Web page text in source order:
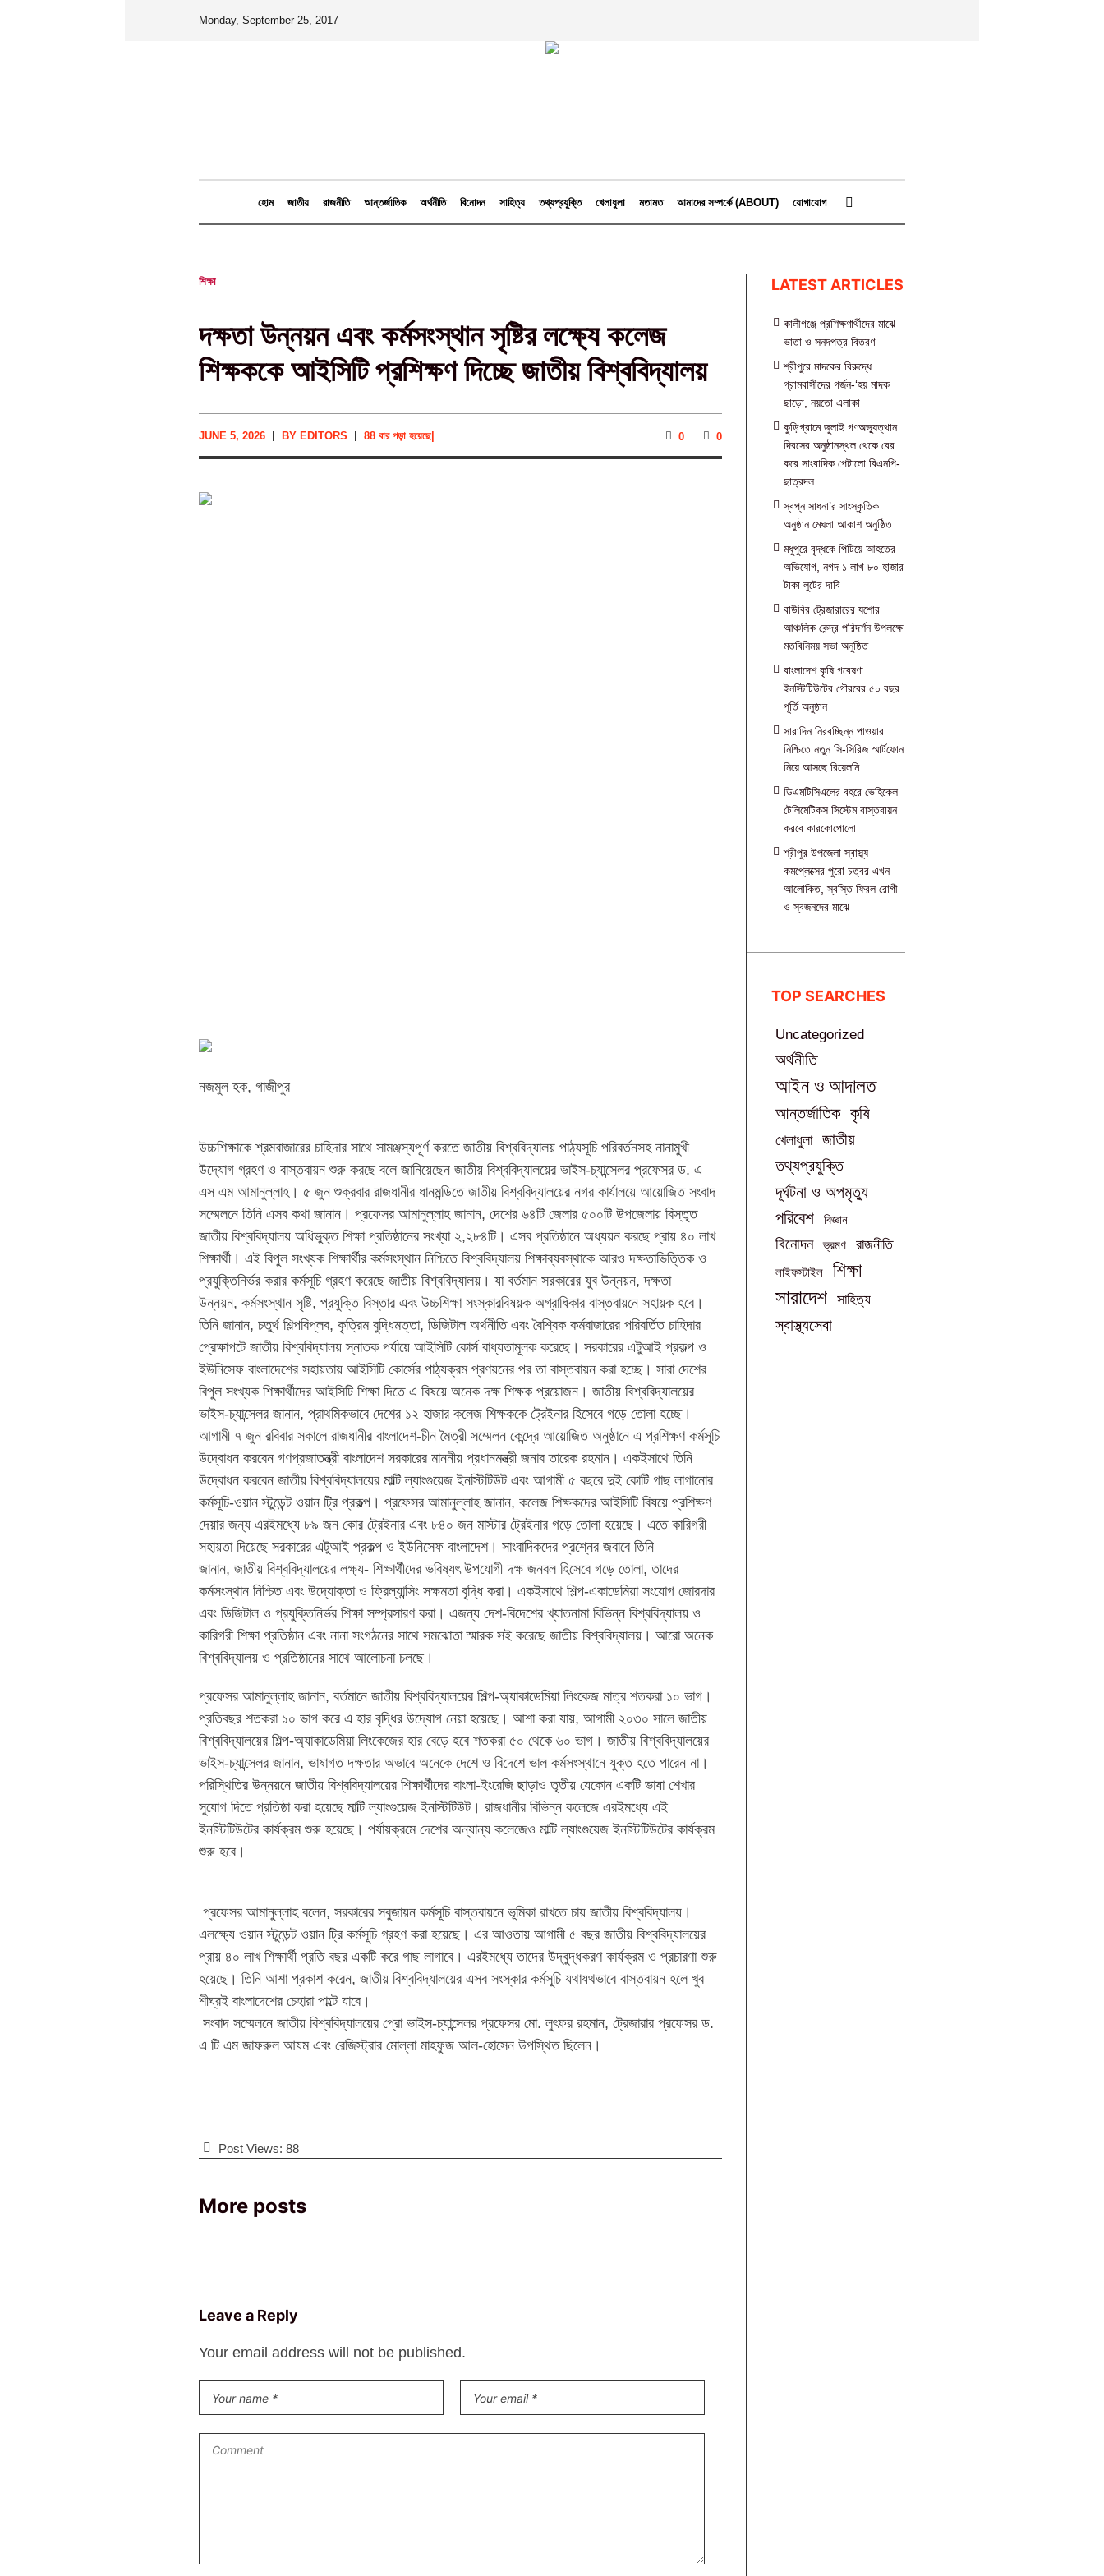
Monday, September 25, 2017
হোম জাতীয় রাজনীতি আন্তর্জাতিক অর্থনীতি বিনোদন সাহিত্য তথ্যপ্রযুক্তি খেলাধুলা মতামত আমাদের সম্পর্কে (ABOUT) যোগাযোগ
শিক্ষা
দক্ষতা উন্নয়ন এবং কর্মসংস্থান সৃষ্টির লক্ষ্যে কলেজ
শিক্ষককে আইসিটি প্রশিক্ষণ দিচ্ছে জাতীয় বিশ্ববিদ্যালয়
JUNE 5, 2026 BY EDITORS |
88 বার পড়া হয়েছে 0 0
নজমুল হক, গাজীপুর
উচ্চশিক্ষাকে শ্রমবাজারের চাহিদার সাথে সামঞ্জস্যপূর্ণ করতে জাতীয় বিশ্ববিদ্যালয় পাঠ্যসূচি পরিবর্তনসহ নানামুখী
উদ্যোগ গ্রহণ ও বাস্তবায়ন শুরু করছে বলে জানিয়েছেন জাতীয় বিশ্ববিদ্যালয়ের ভাইস-চ্যান্সেলর প্রফেসর ড. এ
এস এম আমানুল্লাহ। ৫ জুন শুক্রবার রাজধানীর ধানমন্ডিতে জাতীয় বিশ্ববিদ্যালয়ের নগর কার্যালয়ে আয়োজিত সংবাদ
সম্মেলনে তিনি এসব কথা জানান। প্রফেসর আমানুল্লাহ জানান, দেশের ৬৪টি জেলার ৫০০টি উপজেলায় বিস্তৃত
জাতীয় বিশ্ববিদ্যালয় অধিভুক্ত শিক্ষা প্রতিষ্ঠানের সংখ্যা ২,২৮৪টি। এসব প্রতিষ্ঠানে অধ্যয়ন করছে প্রায় ৪০ লাখ
শিক্ষার্থী। এই বিপুল সংখ্যক শিক্ষার্থীর কর্মসংস্থান নিশ্চিতে বিশ্ববিদ্যালয় শিক্ষাব্যবস্থাকে আরও দক্ষতাভিত্তিক ও
প্রযুক্তিনির্ভর করার কর্মসূচি গ্রহণ করেছে জাতীয় বিশ্ববিদ্যালয়। যা বর্তমান সরকারের যুব উন্নয়ন, দক্ষতা
উন্নয়ন, কর্মসংস্থান সৃষ্টি, প্রযুক্তি বিস্তার এবং উচ্চশিক্ষা সংস্কারবিষয়ক অগ্রাধিকার বাস্তবায়নে সহায়ক হবে।
তিনি জানান, চতুর্থ শিল্পবিপ্লব, কৃত্রিম বুদ্ধিমত্তা, ডিজিটাল অর্থনীতি এবং বৈশ্বিক কর্মবাজারের পরিবর্তিত চাহিদার
প্রেক্ষাপটে জাতীয় বিশ্ববিদ্যালয় স্নাতক পর্যায়ে আইসিটি কোর্স বাধ্যতামূলক করেছে। সরকারের এটুআই প্রকল্প ও
ইউনিসেফ বাংলাদেশের সহায়তায় আইসিটি কোর্সের পাঠ্যক্রম প্রণয়নের পর তা বাস্তবায়ন করা হচ্ছে। সারা দেশের
বিপুল সংখ্যক শিক্ষার্থীদের আইসিটি শিক্ষা দিতে এ বিষয়ে অনেক দক্ষ শিক্ষক প্রয়োজন। জাতীয় বিশ্ববিদ্যালয়ের
ভাইস-চ্যান্সেলর জানান, প্রাথমিকভাবে দেশের ১২ হাজার কলেজ শিক্ষককে ট্রেইনার হিসেবে গড়ে তোলা হচ্ছে।
আগামী ৭ জুন রবিবার সকালে রাজধানীর বাংলাদেশ-চীন মৈত্রী সম্মেলন কেন্দ্রে আয়োজিত অনুষ্ঠানে এ প্রশিক্ষণ কর্মসূচি
উদ্বোধন করবেন গণপ্রজাতন্ত্রী বাংলাদেশ সরকারের মাননীয় প্রধানমন্ত্রী জনাব তারেক রহমান। একইসাথে তিনি
উদ্বোধন করবেন জাতীয় বিশ্ববিদ্যালয়ের মাল্টি ল্যাংগুয়েজ ইনস্টিটিউট এবং আগামী ৫ বছরে দুই কোটি গাছ লাগানোর
কর্মসূচি-ওয়ান স্টুডেন্ট ওয়ান ট্রি প্রকল্প। প্রফেসর আমানুল্লাহ জানান, কলেজ শিক্ষকদের আইসিটি বিষয়ে প্রশিক্ষণ
দেয়ার জন্য এরইমধ্যে ৮৯ জন কোর ট্রেইনার এবং ৮৪০ জন মাস্টার ট্রেইনার গড়ে তোলা হয়েছে। এতে কারিগরী
সহায়তা দিয়েছে সরকারের এটুআই প্রকল্প ও ইউনিসেফ বাংলাদেশ। সাংবাদিকদের প্রশ্নের জবাবে তিনি
জানান, জাতীয় বিশ্ববিদ্যালয়ের লক্ষ্য- শিক্ষার্থীদের ভবিষ্যৎ উপযোগী দক্ষ জনবল হিসেবে গড়ে তোলা, তাদের
কর্মসংস্থান নিশ্চিত এবং উদ্যোক্তা ও ফ্রিল্যান্সিং সক্ষমতা বৃদ্ধি করা। একইসাথে শিল্প-একাডেমিয়া সংযোগ জোরদার
এবং ডিজিটাল ও প্রযুক্তিনির্ভর শিক্ষা সম্প্রসারণ করা। এজন্য দেশ-বিদেশের খ্যাতনামা বিভিন্ন বিশ্ববিদ্যালয় ও
কারিগরী শিক্ষা প্রতিষ্ঠান এবং নানা সংগঠনের সাথে সমঝোতা স্মারক সই করেছে জাতীয় বিশ্ববিদ্যালয়। আরো অনেক
বিশ্ববিদ্যালয় ও প্রতিষ্ঠানের সাথে আলোচনা চলছে।
প্রফেসর আমানুল্লাহ জানান, বর্তমানে জাতীয় বিশ্ববিদ্যালয়ের শিল্প-অ্যাকাডেমিয়া লিংকেজ মাত্র শতকরা ১০ ভাগ।
প্রতিবছর শতকরা ১০ ভাগ করে এ হার বৃদ্ধির উদ্যোগ নেয়া হয়েছে। আশা করা যায়, আগামী ২০৩০ সালে জাতীয়
বিশ্ববিদ্যালয়ের শিল্প-অ্যাকাডেমিয়া লিংকেজের হার বেড়ে হবে শতকরা ৫০ থেকে ৬০ ভাগ। জাতীয় বিশ্ববিদ্যালয়ের
ভাইস-চ্যান্সেলর জানান, ভাষাগত দক্ষতার অভাবে অনেকে দেশে ও বিদেশে ভাল কর্মসংস্থানে যুক্ত হতে পারেন না।
পরিস্থিতির উন্নয়নে জাতীয় বিশ্ববিদ্যালয়ের শিক্ষার্থীদের বাংলা-ইংরেজি ছাড়াও তৃতীয় যেকোন একটি ভাষা শেখার
সুযোগ দিতে প্রতিষ্ঠা করা হয়েছে মাল্টি ল্যাংগুয়েজ ইনস্টিটিউট। রাজধানীর বিভিন্ন কলেজে এরইমধ্যে এই
ইনস্টিটিউটের কার্যক্রম শুরু হয়েছে। পর্যায়ক্রমে দেশের অন্যান্য কলেজেও মাল্টি ল্যাংগুয়েজ ইনস্টিটিউটের কার্যক্রম
শুরু হবে।
প্রফেসর আমানুল্লাহ বলেন, সরকারের সবুজায়ন কর্মসূচি বাস্তবায়নে ভূমিকা রাখতে চায় জাতীয় বিশ্ববিদ্যালয়।
এলক্ষ্যে ওয়ান স্টুডেন্ট ওয়ান ট্রি কর্মসূচি গ্রহণ করা হয়েছে। এর আওতায় আগামী ৫ বছর জাতীয় বিশ্ববিদ্যালয়ের
প্রায় ৪০ লাখ শিক্ষার্থী প্রতি বছর একটি করে গাছ লাগাবে। এরইমধ্যে তাদের উদ্বুদ্ধকরণ কার্যক্রম ও প্রচারণা শুরু
হয়েছে। তিনি আশা প্রকাশ করেন, জাতীয় বিশ্ববিদ্যালয়ের এসব সংস্কার কর্মসূচি যথাযথভাবে বাস্তবায়ন হলে খুব
শীঘ্রই বাংলাদেশের চেহারা পাল্টে যাবে।
সংবাদ সম্মেলনে জাতীয় বিশ্ববিদ্যালয়ের প্রো ভাইস-চ্যান্সেলর প্রফেসর মো. লুৎফর রহমান, ট্রেজারার প্রফেসর ড.
এ টি এম জাফরুল আযম এবং রেজিস্ট্রার মোল্লা মাহফুজ আল-হোসেন উপস্থিত ছিলেন।
Post Views: 88
More posts
Leave a Reply
Your email address will not be published.
LATEST ARTICLES
কালীগঞ্জে প্রশিক্ষণার্থীদের মাঝে
ভাতা ও সনদপত্র বিতরণ
শ্রীপুরে মাদকের বিরুদ্ধে
গ্রামবাসীদের গর্জন-‘হয় মাদক
ছাড়ো, নয়তো এলাকা
কুড়িগ্রামে জুলাই গণঅভ্যুত্থান
দিবসের অনুষ্ঠানস্থল থেকে বের
করে সাংবাদিক পেটালো বিএনপি-
ছাত্রদল
স্বপ্ন সাধনা’র সাংস্কৃতিক
অনুষ্ঠান মেঘলা আকাশ অনুষ্ঠিত
মধুপুরে বৃদ্ধকে পিটিয়ে আহতের
অভিযোগ, নগদ ১ লাখ ৮০ হাজার
টাকা লুটের দাবি
বাউবির ট্রেজারারের যশোর
আঞ্চলিক কেন্দ্র পরিদর্শন উপলক্ষে
মতবিনিময় সভা অনুষ্ঠিত
বাংলাদেশ কৃষি গবেষণা
ইনস্টিটিউটের গৌরবের ৫০ বছর
পূর্তি অনুষ্ঠান
সারাদিন নিরবচ্ছিন্ন পাওয়ার
নিশ্চিতে নতুন সি-সিরিজ স্মার্টফোন
নিয়ে আসছে রিয়েলমি
ডিএমটিসিএলের বহরে ভেহিকেল
টেলিমেটিকস সিস্টেম বাস্তবায়ন
করবে কারকোপোলো
শ্রীপুর উপজেলা স্বাস্থ্য
কমপ্লেক্সের পুরো চত্বর এখন
আলোকিত, স্বস্তি ফিরল রোগী
ও স্বজনদের মাঝে‎
TOP SEARCHES
Uncategorized
অর্থনীতি
আইন ও আদালত
আন্তর্জাতিক কৃষি
খেলাধুলা জাতীয়
তথ্যপ্রযুক্তি
দূর্ঘটনা ও অপমৃত্যু
পরিবেশ বিজ্ঞান
বিনোদন ভ্রমণ রাজনীতি
লাইফস্টাইল শিক্ষা
সারাদেশ সাহিত্য
স্বাস্থ্যসেবা